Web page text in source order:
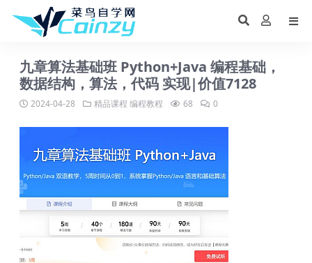
九章算法基础班 Python+Java 编程基础，
数据结构，算法，代码 实现|价值7128
2024-04-28 精品课程 编程教程 68 0